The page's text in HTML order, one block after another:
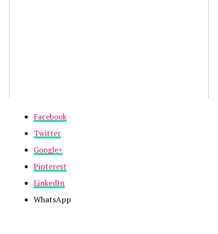
Facebook
Twitter
Google+
Pinterest
LinkedIn
WhatsApp